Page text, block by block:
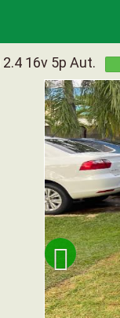
2.4 16v 5p Aut.
